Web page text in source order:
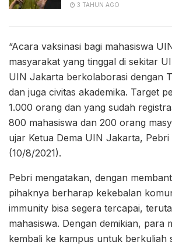
3 TAHUN AGO
“Acara vaksinasi bagi mahasiswa
masyarakat yang tinggal di sekitar
UIN Jakarta berkolaborasi dengan
dan juga civitas akademika. Target
1.000 orang dan yang sudah
800 mahasiswa dan 200 orang
ujar Ketua Dema UIN Jakarta,
(10/8/2021).
Pebri mengatakan, dengan
pihaknya berharap kekebalan
immunity bisa segera tercapai,
mahasiswa. Dengan demikian, para
kembali ke kampus untuk berkuliah